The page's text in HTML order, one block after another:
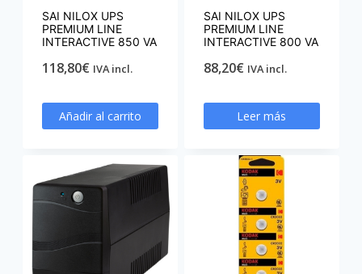
SAI NILOX UPS
PREMIUM LINE
INTERACTIVE 850 VA
118,80€ IVA incl.
Añadir al carrito
SAI NILOX UPS
PREMIUM LINE
INTERACTIVE 800 VA
88,20€ IVA incl.
Leer más